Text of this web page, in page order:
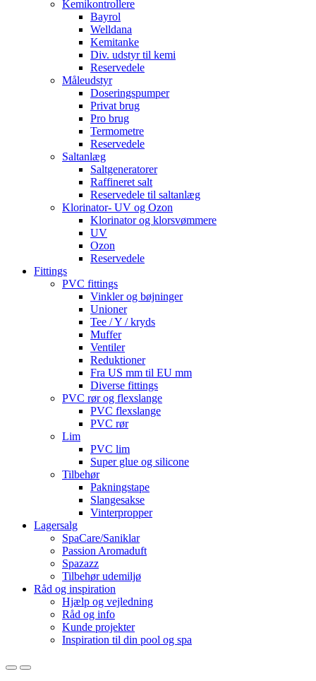
Kemikontrollere
Bayrol
Welldana
Kemitanke
Div. udstyr til kemi
Reservedele
Måleudstyr
Doseringspumper
Privat brug
Pro brug
Termometre
Reservedele
Saltanlæg
Saltgeneratorer
Raffineret salt
Reservedele til saltanlæg
Klorinator- UV og Ozon
Klorinator og klorsvømmere
UV
Ozon
Reservedele
Fittings
PVC fittings
Vinkler og bøjninger
Unioner
Tee / Y / kryds
Muffer
Ventiler
Reduktioner
Fra US mm til EU mm
Diverse fittings
PVC rør og flexslange
PVC flexslange
PVC rør
Lim
PVC lim
Super glue og silicone
Tilbehør
Pakningstape
Slangesakse
Vinterpropper
Lagersalg
SpaCare/Saniklar
Passion Aromaduft
Spazazz
Tilbehør udemiljø
Råd og inspiration
Hjælp og vejledning
Råd og info
Kunde projekter
Inspiration til din pool og spa
OpenClose